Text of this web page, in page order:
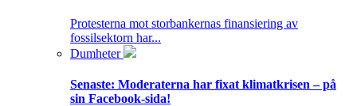
Protesterna mot storbankernas finansiering av
fossilsektorn har...
Dumheter
Senaste: Moderaterna har fixat klimatkrisen – på
sin Facebook-sida!